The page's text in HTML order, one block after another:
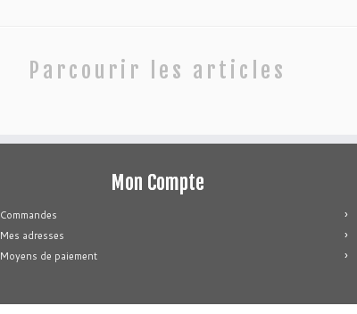
Parcourir les articles
Mon Compte
Commandes
Mes adresses
Moyens de paiement